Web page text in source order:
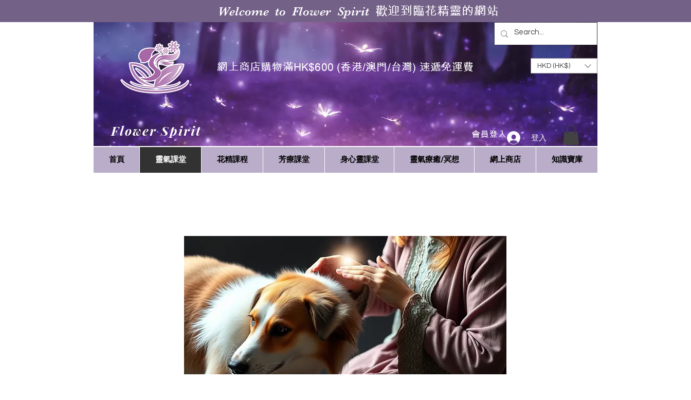
Welcome to Flower Spirit 歡迎到臨花精靈的網站
登入
會員登入
HKD (HK$)
Flower Spirit
網上商店購物滿HK$600 (香港/澳門/台灣) 速遞免運費
首頁 靈氣課堂 花精課程 芳療課堂 身心靈課堂 靈氣療癒/冥想 網上商店 知識寶庫